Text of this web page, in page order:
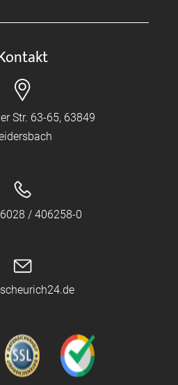
Str. 63-65, 63849
/ 406258-0